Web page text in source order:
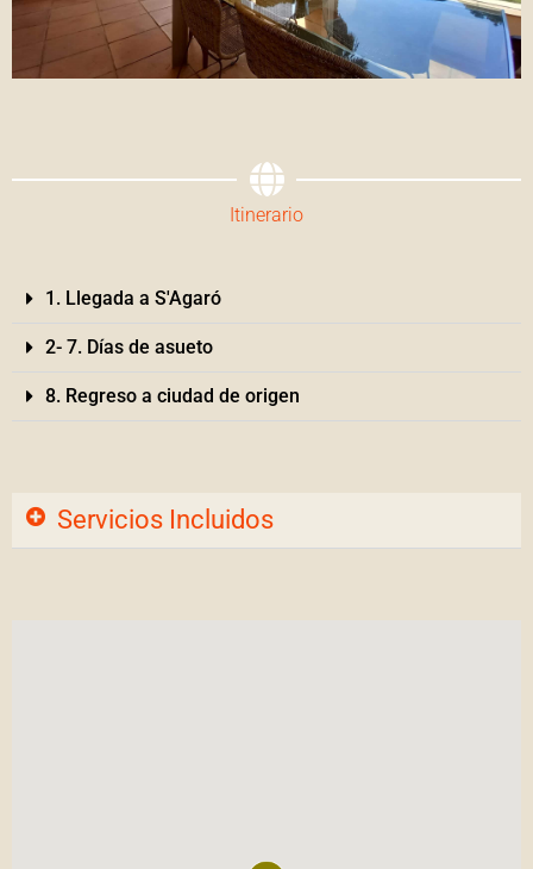
Itinerario
1. Llegada a S'Agaró
2- 7. Días de asueto
8. Regreso a ciudad de origen
Servicios Incluidos